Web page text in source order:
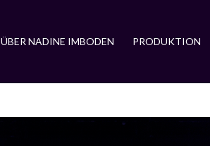
ÜBER NADINE IMBODEN PRODUKTION